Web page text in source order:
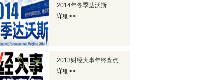
2014年冬季达沃斯
详细>>
2013财经大事年终盘点
详细>>